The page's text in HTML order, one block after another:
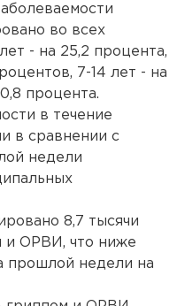
во всех
- на 25,2 процента,
7-14 лет - на
процента.
в течение
в сравнении с
недели
8,7 тысячи
и ОРВИ, что ниже
прошлой недели на